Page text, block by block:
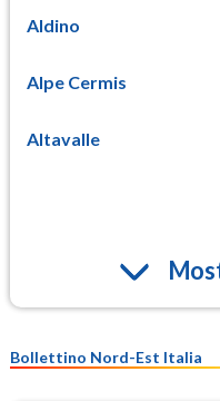
Aldino
Alpe Cermis
Altavalle
Bollettino Nord-Est Italia